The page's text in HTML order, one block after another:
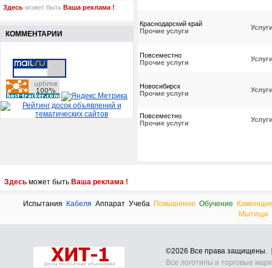
Краснодарский край
Прочие услуги
Повсеместно
Прочие услуги
Новосибирск
Прочие услуги
Повсеместно
Прочие услуги
Здесь может быть Ваша реклама !
КОММЕНТАРИИ
Здесь может быть Ваша реклама !
Испытания Кабеля Аппарат Учеба Повышение Обучение
Каменщик
Мытищи
©2026 Все права защищены.
Все логотипы и торговые